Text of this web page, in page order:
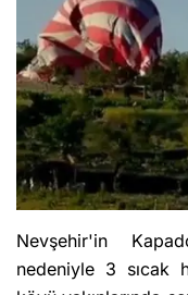
Nevşehir'in
nedeniyle 3 sıcak